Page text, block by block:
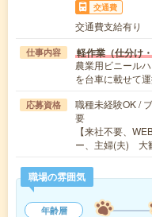
交通費
交通費支給有り
仕事内容 軽作業（仕分け
農業用ビニール
を台車に載せて
応募資格
職種未経験OK /
要
【来社不要、
ー、主婦(夫) 大
職場の雰囲気
年齢層